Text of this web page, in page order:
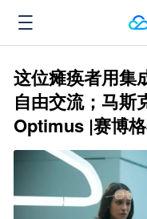
这位瘫痪者用集
自由交流；马
Optimus |赛博